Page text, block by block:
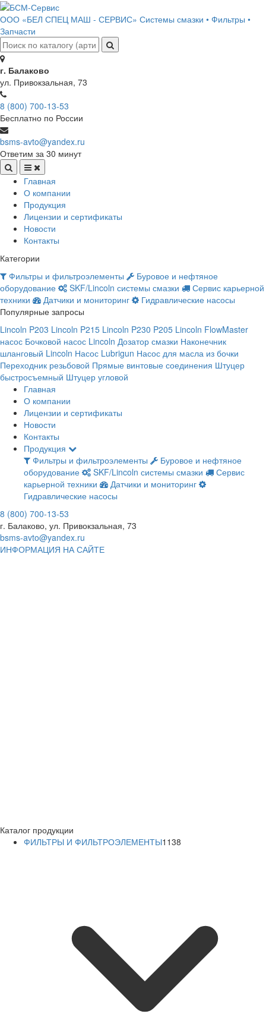
ООО «БЕЛ СПЕЦ МАШ - СЕРВИС» Системы смазки • Фильтры •
Запчасти
г. Балаково
ул. Привокзальная, 73
8 (800) 700-13-53
Бесплатно по России
bsms-avto@yandex.ru
Ответим за 30 минут
Главная
О компании
Продукция
Лицензии и сертификаты
Новости
Контакты
Категории
Фильтры и фильтроэлементы
Буровое и нефтяное
оборудование
SKF/Lincoln системы смазки
Сервис карьерной
техники
Датчики и мониторинг
Гидравлические насосы
Популярные запросы
Lincoln P203 Lincoln P215 Lincoln P230 P205 Lincoln FlowMaster
насос Бочковой насос Lincoln Дозатор смазки Наконечник
шланговый Lincoln Насос Lubrigun Насос для масла из бочки
Переходник резьбовой Прямые винтовые соединения Штуцер
быстросъемный Штуцер угловой
Главная
О компании
Лицензии и сертификаты
Новости
Контакты
Продукция
Фильтры и фильтроэлементы
Буровое и нефтяное
оборудование
SKF/Lincoln системы смазки
Сервис
карьерной техники
Датчики и мониторинг
Гидравлические насосы
8 (800) 700-13-53
г. Балаково, ул. Привокзальная, 73
bsms-avto@yandex.ru
ИНФОРМАЦИЯ НА САЙТЕ
Каталог продукции
ФИЛЬТРЫ И ФИЛЬТРОЭЛЕМЕНТЫ1138